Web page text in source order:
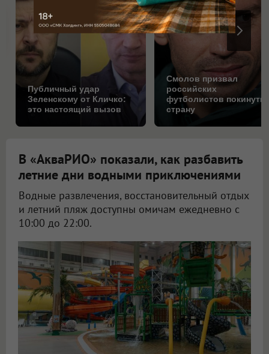
Публичный удар
Зеленскому от Кличко:
это настоящий вызов
Смолов призвал
российских
футболистов покинуть
страну
В «АкваРИО» показали, как разбавить
летние дни водными приключениями
Водные развлечения, восстановительный отдых
и летний пляж доступны омичам ежедневно с
10:00 до 22:00.